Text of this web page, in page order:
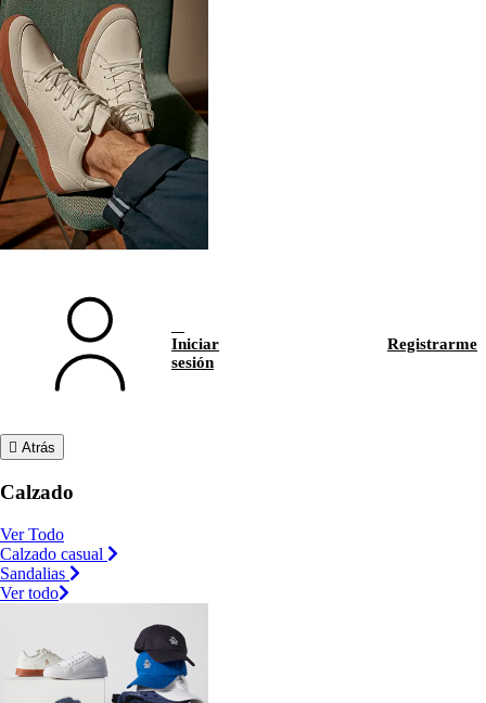
Iniciar
sesión
Registrarme
Atrás
Calzado
Ver Todo
Calzado casual
Sandalias
Ver todo